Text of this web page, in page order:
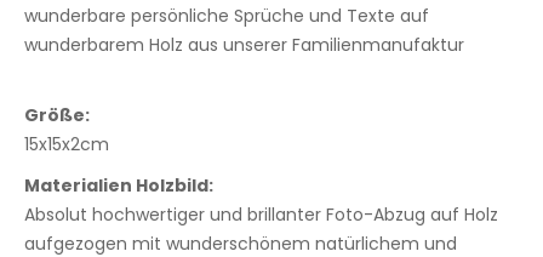
wunderbare persönliche Sprüche und Texte auf
wunderbarem Holz aus unserer Familienmanufaktur
Größe:
15x15x2cm
Materialien Holzbild:
Absolut hochwertiger und brillanter Foto-Abzug auf Holz
aufgezogen mit wunderschönem natürlichem und